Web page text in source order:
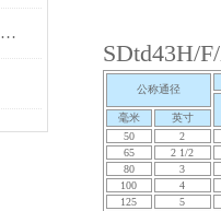
电动卸灰固定球阀的基本结构和使用方法
SDtd43H/
公称通径
毫米
英寸
50
2
65
2 1/2
80
3
100
4
125
5